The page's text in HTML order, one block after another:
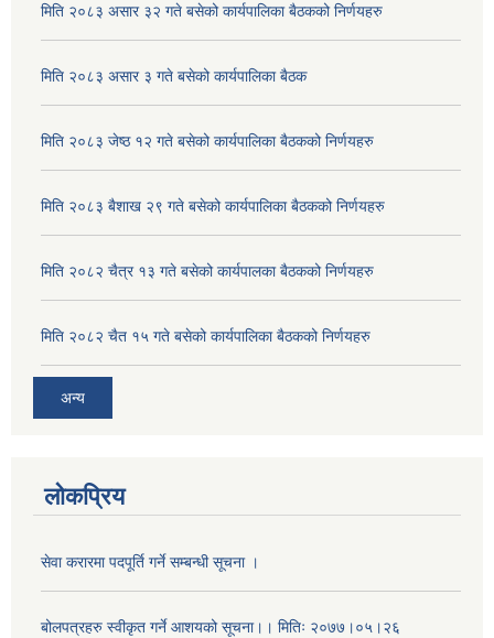
मिति २०८३ असार ३२ गते बसेको कार्यपालिका बैठकको निर्णयहरु
मिति २०८३ असार ३ गते बसेको कार्यपालिका बैठक
मिति २०८३ जेष्ठ १२ गते बसेको कार्यपालिका बैठकको निर्णयहरु
मिति २०८३ बैशाख २९ गते बसेको कार्यपालिका बैठकको निर्णयहरु
मिति २०८२ चैत्र १३ गते बसेको कार्यपालका बैठकको निर्णयहरु
मिति २०८२ चैत १५ गते बसेको कार्यपालिका बैठकको निर्णयहरु
अन्य
लोकप्रिय
सेवा करारमा पदपूर्ति गर्ने सम्बन्धी सूचना ।
बोलपत्रहरु स्वीकृत गर्ने आशयको सूचना।। मितिः २०७७।०५।२६